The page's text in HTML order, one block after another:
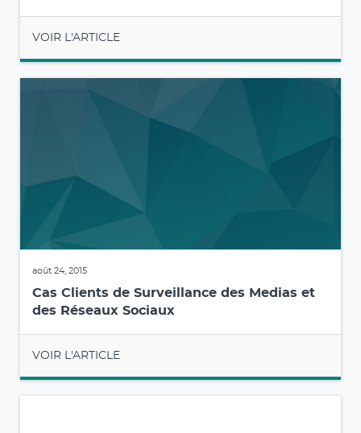
VOIR L'ARTICLE
août 24, 2015
Cas Clients de Surveillance des Medias et
des Réseaux Sociaux
VOIR L'ARTICLE